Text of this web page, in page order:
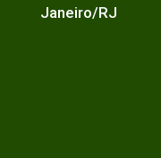
Janeiro/RJ